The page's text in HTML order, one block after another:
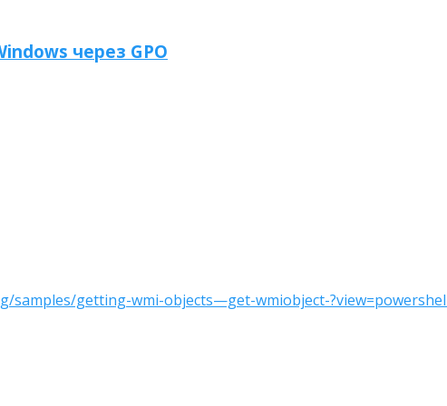
через GPO
samples/getting-wmi-objects—get-wmiobject-